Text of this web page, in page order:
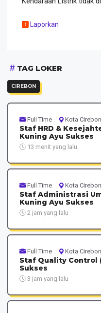
Laporkan
TAG LOKER
CIREBON
Full Time Kota Cirebon
Staf HRD &
Kuning Ayu Sukses
13 menit yang lalu
Full Time Kota Cirebon
Staf Administrasi
Kuning Ayu Sukses
2 jam yang lalu
Full Time Kota Cirebon
Staf Quality Control
Sukses
3 jam yang lalu